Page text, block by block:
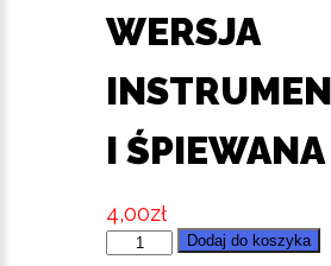
WERSJA
I ŚPIEWANA
4,00zł
ilość
Dodaj do koszyka